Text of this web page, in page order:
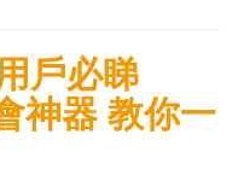
戶必睇
神器 教你一